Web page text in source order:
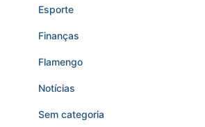
Esporte
Finanças
Flamengo
Notícias
Sem categoria